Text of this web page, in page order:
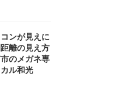
ンが見えに
離の見え方
のメガネ専
ル和光